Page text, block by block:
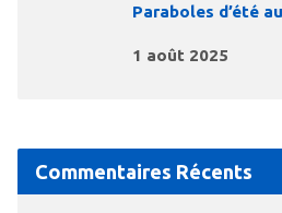
Paraboles d’été
1 août 2025
Commentaires Récents